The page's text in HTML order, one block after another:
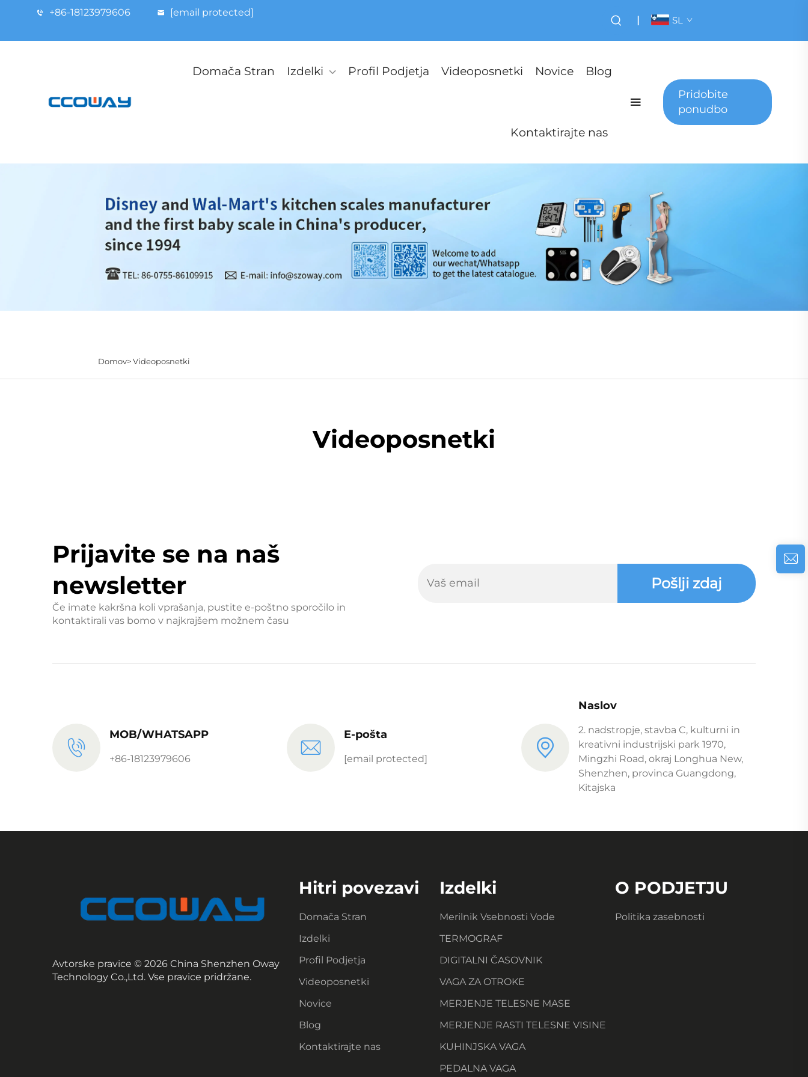
+86-18123979606 [email protected]
| SL
Domača Stran Izdelki Profil Podjetja Videoposnetki Novice Blog
Kontaktirajte nas
Pridobite
ponudbo
Domov>Videoposnetki
Videoposnetki
Prijavite se na naš
newsletter
Če imate kakršna koli vprašanja, pustite e-poštno sporočilo in
kontaktirali vas bomo v najkrajšem možnem času
Pošlji zdaj
MOB/WHATSAPP
+86-18123979606
E-pošta
[email protected]
Naslov
2. nadstropje, stavba C, kulturni in
kreativni industrijski park 1970,
Mingzhi Road, okraj Longhua New,
Shenzhen, provinca Guangdong,
Kitajska
Avtorske pravice © 2026 China Shenzhen Oway
Technology Co.,Ltd. Vse pravice pridržane.
Hitri povezavi
Domača Stran
Izdelki
Profil Podjetja
Videoposnetki
Novice
Blog
Kontaktirajte nas
Izdelki
Merilnik Vsebnosti Vode
TERMOGRAF
DIGITALNI ČASOVNIK
VAGA ZA OTROKE
MERJENJE TELESNE MASE
MERJENJE RASTI TELESNE VISINE
KUHINJSKA VAGA
PEDALNA VAGA
O PODJETJU
Politika zasebnosti